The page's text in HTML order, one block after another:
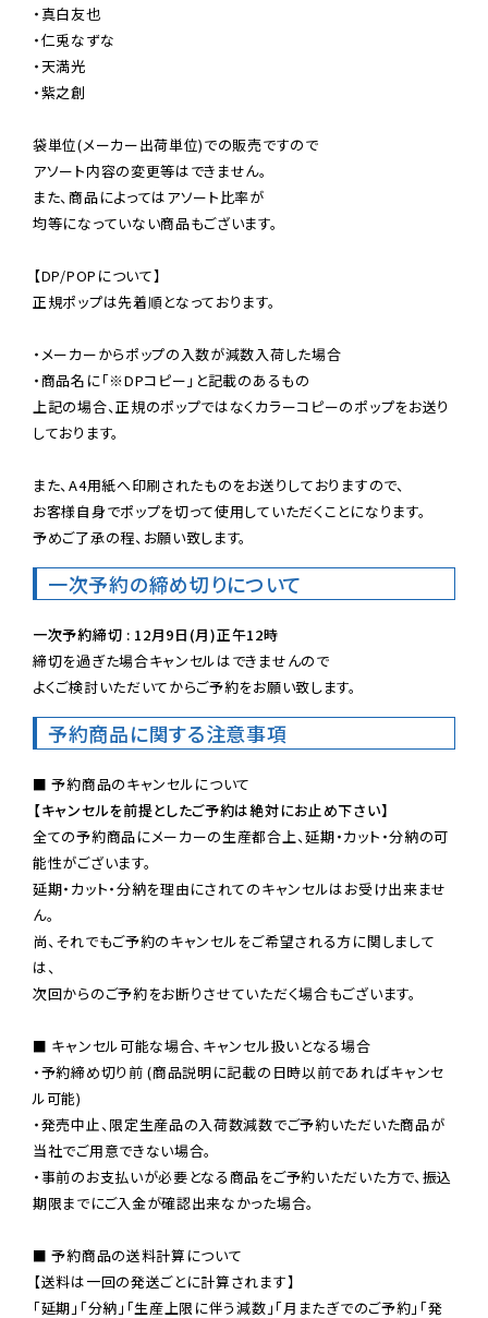
・真白友也
・仁兎なずな
・天満光
・紫之創
袋単位(メーカー出荷単位)での販売ですので
アソート内容の変更等はできません。
また、商品によってはアソート比率が
均等になっていない商品もございます。
【DP/POPについて】
正規ポップは先着順となっております。
・メーカーからポップの入数が減数入荷した場合
・商品名に「※DPコピー」と記載のあるもの
上記の場合、正規のポップではなくカラーコピーのポップをお送り
しております。
また、A4用紙へ印刷されたものをお送りしておりますので、
お客様自身でポップを切って使用していただくことになります。
予めご了承の程、お願い致します。
一次予約の締め切りについて
一次予約締切 : 12月9日(月)正午12時
締切を過ぎた場合キャンセルはできませんので
よくご検討いただいてからご予約をお願い致します。
予約商品に関する注意事項
【キャンセルを前提としたご予約は絶対にお止め下さい】
全ての予約商品にメーカーの生産都合上、延期・カット・分納の可
能性がございます。
延期・カット・分納を理由にされてのキャンセルはお受け出来ませ
ん。
尚、それでもご予約のキャンセルをご希望される方に関しまして
は、
次回からのご予約をお断りさせていただく場合もございます。
■ キャンセル可能な場合、キャンセル扱いとなる場合
・予約締め切り前 (商品説明に記載の日時以前であればキャンセ
ル可能)
・発売中止、限定生産品の入荷数減数でご予約いただいた商品が
当社でご用意できない場合。
・事前のお支払いが必要となる商品をご予約いただいた方で、振込
期限までにご入金が確認出来なかった場合。
■ 予約商品の送料計算について
【送料は一回の発送ごとに計算されます】
「延期」「分納」「生産上限に伴う減数」「月またぎでのご予約」「発